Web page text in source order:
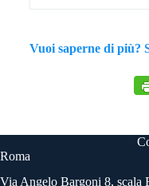
Vuoi saperne di più?
Roma
Via Angelo Bargoni 8, scala